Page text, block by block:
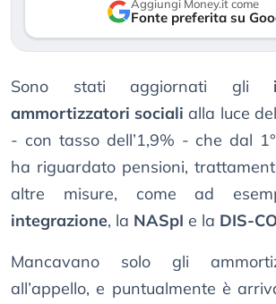
Aggiungi Money.it come
Fonte preferita su
Sono stati aggiornati gli
ammortizzatori sociali alla luce
- con tasso dell’1,9% - che dal
ha riguardato pensioni,
altre misure, come ad
integrazione, la NASpI e la DIS-
Mancavano solo gli
all’appello, e puntualmente è